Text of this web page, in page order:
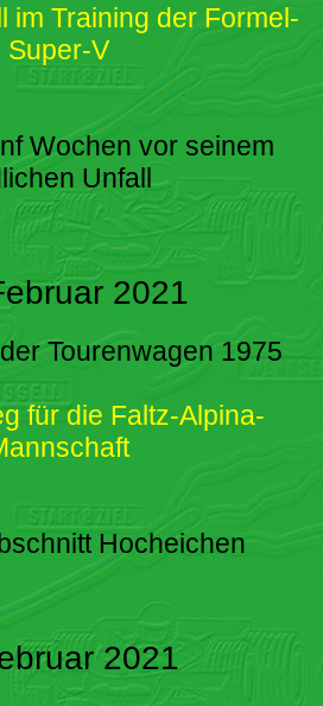
im Training der Formel-
Super-V
Wochen vor seinem
Unfall
2021
Tourenwagen 1975
für die Faltz-Alpina-
Hocheichen
2021